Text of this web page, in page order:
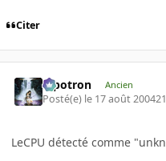
Citer
Pipotron Ancien
Posté(e) le 17 août 2004
LeCPU détecté comme